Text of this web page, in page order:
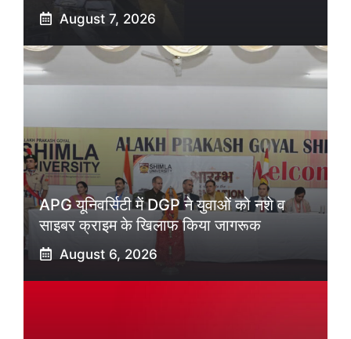
August 7, 2026
APG यूनिवर्सिटी में DGP ने युवाओं को नशे व
साइबर क्राइम के खिलाफ किया जागरूक
August 6, 2026